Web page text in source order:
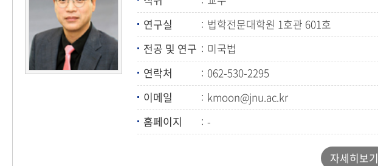
연구실
법학전문대학원 1호관 601호
전공 및 연구
미국법
연락처
062-530-2295
이메일
kmoon@jnu.ac.kr
홈페이지
-
자세히보기